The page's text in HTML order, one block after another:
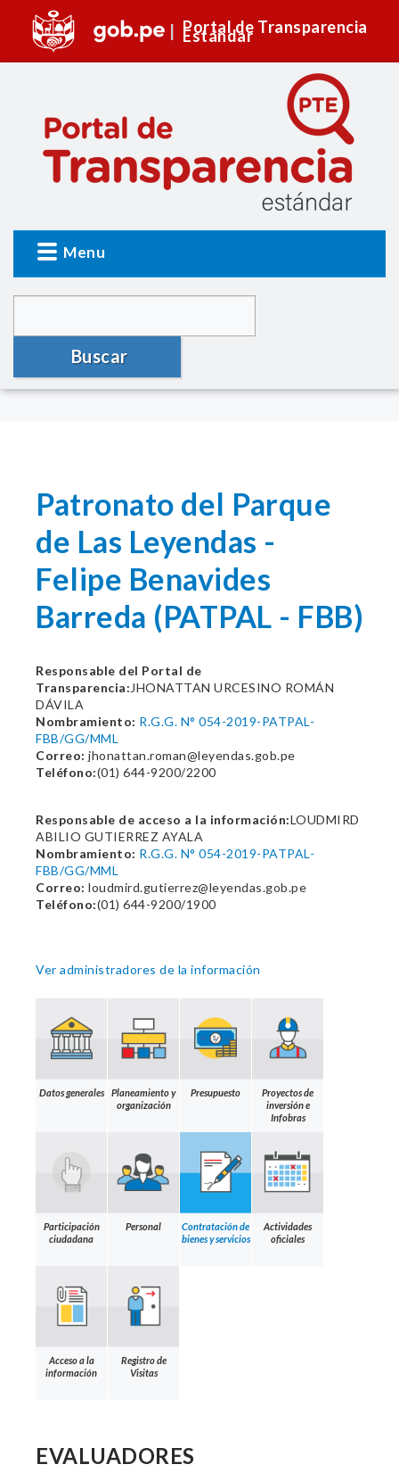
Portal de Transparencia
Estándar
Menu
Buscar
Patronato del Parque
de Las Leyendas -
Felipe Benavides
Barreda (PATPAL - FBB)
Responsable del Portal de
Transparencia: JHONATTAN URCESINO ROMÁN
DÁVILA
Nombramiento: R.G.G. N° 054-2019-PATPAL-
FBB/GG/MML
Correo: jhonattan.roman@leyendas.gob.pe
Teléfono:(01) 644-9200/2200
Responsable de acceso a la información:LOUDMIRD
ABILIO GUTIERREZ AYALA
Nombramiento: R.G.G. N° 054-2019-PATPAL-
FBB/GG/MML
Correo: loudmird.gutierrez@leyendas.gob.pe
Teléfono:(01) 644-9200/1900
Ver administradores de la información
Datos generales
Planeamiento y
organización
Presupuesto
Proyectos de
inversión e
Infobras
Participación
ciudadana
Personal
Contratación de
bienes y servicios
Actividades
oficiales
Acceso a la
información
Registro de
Visitas
EVALUADORES